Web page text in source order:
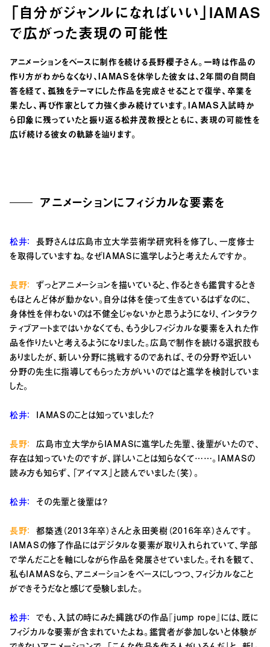
「自分がジャンルになればいい」IAMAS
で広がった表現の可能性
アニメーションをベースに制作を続ける長野櫻子さん。一時は作品の
作り方がわからなくなり、IAMASを休学した彼女は、2年間の自問自
答を経て、孤独をテーマにした作品を完成させることで復学、卒業を
果たし、再び作家として力強く歩み続けています。IAMAS入試時か
ら印象に残っていたと振り返る松井茂教授とともに、表現の可能性を
広げ続ける彼女の軌跡を辿ります。
アニメーションにフィジカルな要素を
松井： 長野さんは広島市立大学芸術学研究科を修了し、一度修士
を取得していますね。なぜIAMASに進学しようと考えたんですか。
長野： ずっとアニメーションを描いていると、作るときも鑑賞するとき
もほとんど体が動かない。自分は体を使って生きているはずなのに、
身体性を伴わないのは不健全じゃないかと思うようになり、インタラク
ティブアートまではいかなくても、もう少しフィジカルな要素を入れた作
品を作りたいと考えるようになりました。広島で制作を続ける選択肢も
ありましたが、新しい分野に挑戦するのであれば、 その分野や近しい
分野の先生に指導してもらった方がいいのではと進学を検討していま
した。
松井： IAMASのことは知っていました？
長野： 広島市立大学からIAMASに進学した先輩、後輩がいたので、
存在は知っていたのですが、詳しいことは知らなくて……。IAMASの
読み方も知らず、「アイマス」と読んでいました（笑）。
松井： その先輩と後輩は？
長野： 都築透（2013年卒）さんと永田美樹（2016年卒）さんです。
IAMASの修了作品にはデジタルな要素が取り入れられていて、学部
で学んだことを軸にしながら作品を発展させていました。それを観て、
私もIAMASなら、アニメーションをベースにしつつ、フィジカルなこと
ができそうだなと感じて受験しました。
松井： でも、入試の時にみた縄跳びの作品『jump rope』には、既に
フィジカルな要素が含まれていたよね。鑑賞者が参加しないと体験が